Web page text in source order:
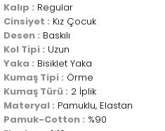
Kalıp : Regular
Cinsiyet : Kız Çocuk
Desen : Baskılı
Kol Tipi : Uzun
Yaka : Bisiklet Yaka
Kumaş Tipi : Örme
Kumaş Türü : 2 İplik
Materyal : Pamuklu, Elastan
Pamuk-Cotton : %90